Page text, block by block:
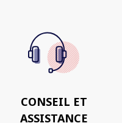
CONSEIL ET
ASSISTANCE